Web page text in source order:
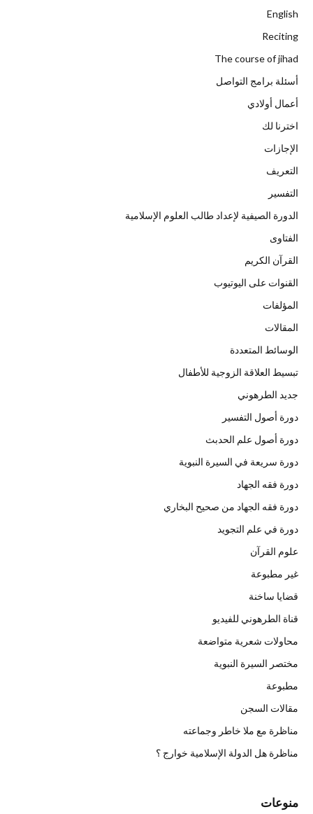
English
Reciting
The course of jihad
أسئلة برامج التواصل
أعمال أولادي
اخترنا لك
الإجازات
التعريف
التفسير
الدورة الصيفية لإعداد طالب العلوم الإسلامية
الفتاوى
القرآن الكريم
القنوات على اليوتيوب
المؤلفات
المقالات
الوسائط المتعددة
تبسيط العلاقة الزوجية للأطفال
جديد الطرهوني
دورة أصول التفسير
دورة أصول علم الحدبث
دورة سريعة في السيرة النبوية
دورة فقه الجهاد
دورة فقه الجهاد من صحيح البخاري
دورة في علم التجويد
علوم القرآن
غير مطبوعة
قضايا ساخنة
قناة الطرهوني للفيديو
محاولات شعرية متواضعة
مختصر السيرة النبوية
مطبوعة
مقالات السجن
مناظرة مع ملا خاطر وجماعته
مناظرة هل الدولة الإسلامية خوارج ؟
منوعات